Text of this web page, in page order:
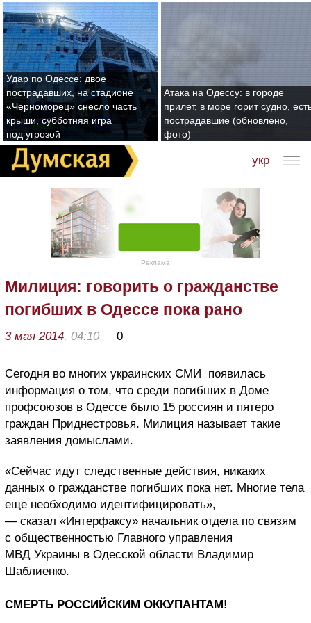
Удар по Одессе: двое
пострадавших, на стадионе
«Черноморец» снесло часть
крыши, субботняя игра
под угрозой
Атака на Одессу: в городе
прилет, в море горит судно,
пострадавшие (обновлено,
фото)
укр
Реклама
Милиция: говорить о гражданстве
погибших в Одессе пока рано
3 мая 2014, 04:10 0
Сегодня во многих украинских СМИ появилась
информация о том, что среди погибших в Доме
профсоюзов в Одессе было 15 россиян и пятеро
граждан Приднестровья. Милиция называет такие
заявления домыслами.
«Сейчас идут следственные действия, никаких
данных о гражданстве погибших пока нет. Многие тела
еще необходимо идентифицировать»,
— сказал «Интерфаксу» начальник отдела по связям
с общественностью Главного управления
МВД Украины в Одесской области Владимир
Шаблиенко.
СМЕРТЬ РОССИЙСКИМ ОККУПАНТАМ!